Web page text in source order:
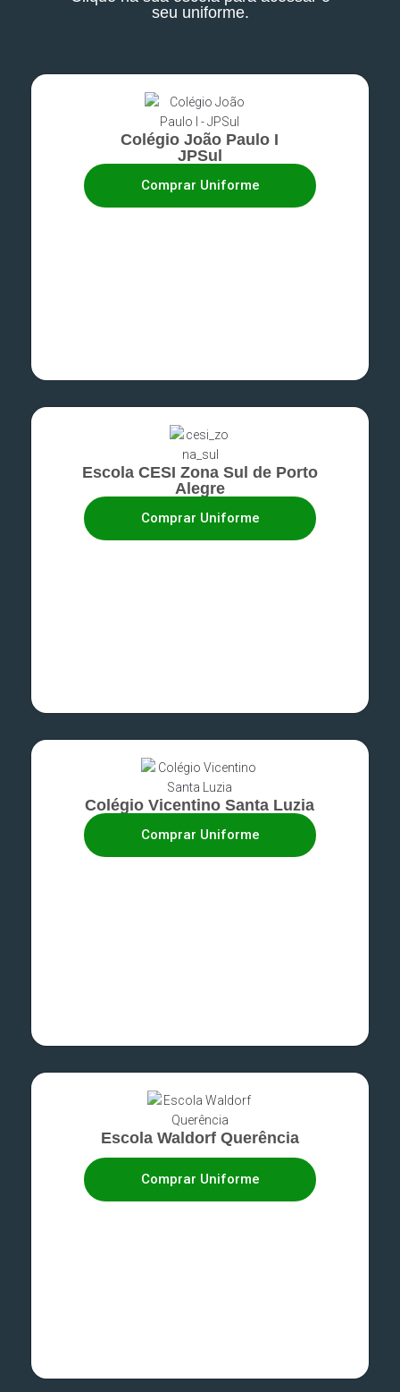
seu uniforme.
Colégio João Paulo I
JPSul​
Comprar Uniforme
Escola CESI Zona Sul de Porto
Alegre
Comprar Uniforme
Colégio Vicentino Santa Luzia
Comprar Uniforme
Escola Waldorf Querência
Comprar Uniforme